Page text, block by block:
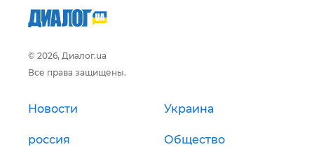
© 2026, Диалог.ua
Все права защищены.
Новости Украина
россия Общество